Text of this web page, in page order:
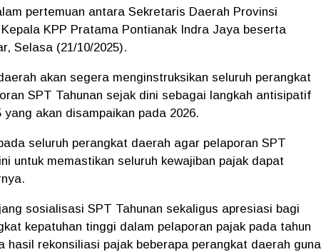
pertemuan antara Sekretaris Daerah Provinsi
KPP Pratama Pontianak Indra Jaya beserta
Selasa (21/10/2025).
akan segera menginstruksikan seluruh perangkat
SPT Tahunan sejak dini sebagai langkah antisipatif
akan disampaikan pada 2026.
seluruh perangkat daerah agar pelaporan SPT
untuk memastikan seluruh kewajiban pajak dapat
sosialisasi SPT Tahunan sekaligus apresiasi bagi
kepatuhan tinggi dalam pelaporan pajak pada tahun
hasil rekonsiliasi pajak beberapa perangkat daerah guna